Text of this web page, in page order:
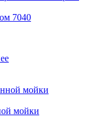
7040
мойки